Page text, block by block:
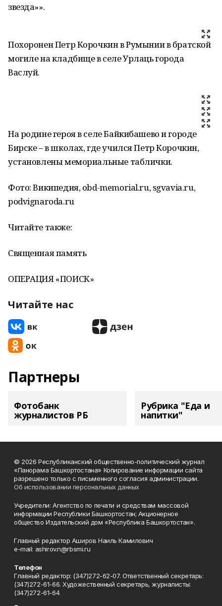
звезда»».
Похоронен Петр Корочкин в Румынии в братской
могиле на кладбище в селе Урлаць города
Васлуй.
На родине героя в селе Байкибашево и городе
Бирске – в школах, где учился Петр Корочкин,
установлены мемориальные таблички.
Фото: Википедия, obd-memorial.ru, sgvavia.ru,
podvignaroda.ru
Читайте также:
Священная память
ОПЕРАЦИЯ «ПОИСК»
Читайте нас
Партнеры
Фотобанк
журналистов РБ
Рубрика "Еда и
напитки"
© 2026 Республиканский общественно-политический журнал
«Панорама Башкортостана» Копирование информации сайта
разрешено только с письменного согласия администрации.
Об использовании персональных данных
Учредители: Агентство по печати и средствам массовой
информации Республики Башкортостан; Акционерное
общество Издательский дом «Республика Башкортостан».
Главный редактор Аширов Наиль Камилович
e-mail: ashirov.n@rbsmi.ru
Телефон
Главный редактор: (347)272-62-07. Ответственный секретарь:
(347)272-61-66. Художественный секретарь, журналисты:
(347)272-61-64